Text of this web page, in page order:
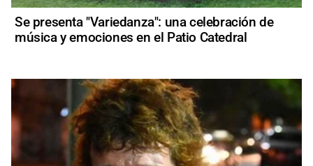
Se presenta "Variedanza": una celebración de
música y emociones en el Patio Catedral